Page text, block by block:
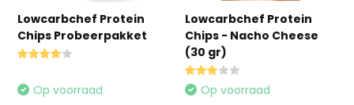
Lowcarbchef Protein
Chips Probeerpakket
Op voorraad
Lowcarbchef Protein
Chips - Nacho Cheese
(30 gr)
Op voorraad